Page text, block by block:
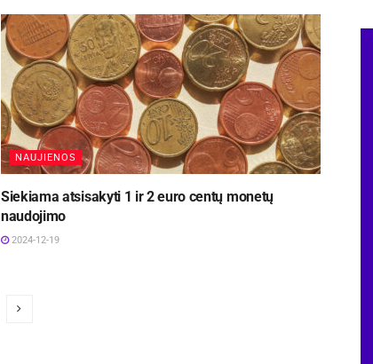
NAUJIENOS
Siekiama atsisakyti 1 ir 2 euro centų monetų
naudojimo
2024-12-19